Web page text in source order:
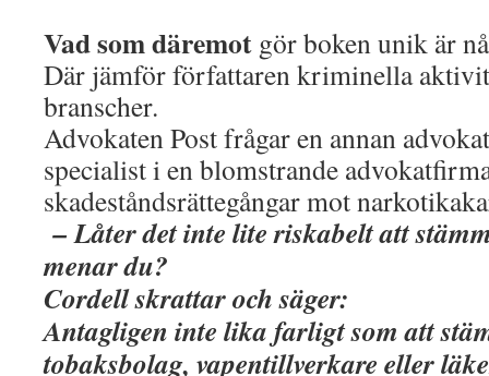
Vad som däremot gör boken unik är
Där jämför författaren kriminella
branscher.
Advokaten Post frågar en annan
specialist i en blomstrande
skadeståndsrättegångar mot
– Låter det inte lite riskabelt att
menar du?
Cordell skrattar och säger:
Antagligen inte lika farligt som att
tobaksbolag, vapentillverkare eller